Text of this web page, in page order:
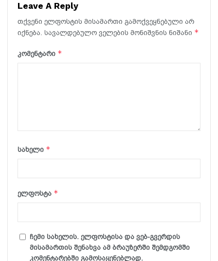
Leave A Reply
თქვენი ელფოსტის მისამართი გამოქვეყნებული არ
იქნება. სავალდებულო ველების მონიშვნის ნიშანი *
კომენტარი *
სახელი *
ელფოსტა *
ჩემი სახელის. ელფოსტისა და ვებ-გვერდის
მისამართის შენახვა ამ ბრაუზერში შემდგომში
კომენტარებში გამოსაყენებლად.